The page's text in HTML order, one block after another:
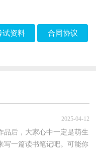
试资料 合同协议
2025-04-12
品后，大家心中一定是萌生
写一篇读书笔记吧。可能你